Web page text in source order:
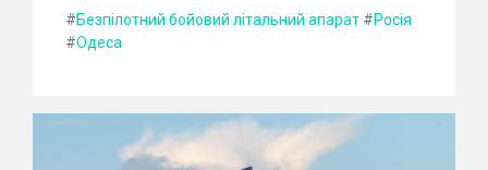
#Безпілотний бойовий літальний апарат #Росія
#Одеса